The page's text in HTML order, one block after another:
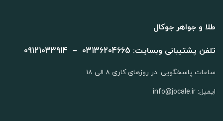
طلا و جواهر جوکال
تلفن پشتیبانی وبسایت: 03136204665 – 09121033914
ساعات پاسخگویی: در روزهای کاری ۸ الی ۱۸
ایمیل: info@jocale.ir